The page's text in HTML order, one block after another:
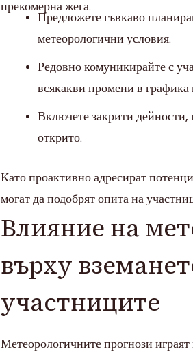
прекомерна жега.
Предложете гъвкаво
метеорологични условия.
Редовно комуникирайте с
всякакви промени в графика
Включете закрити дейности,
открито.
Като проактивно адресират
могат да подобрят опита на
Влияние на
върху
участниците
Метеорологичните прогнози